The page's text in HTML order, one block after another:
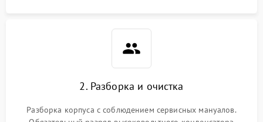
2. Разборка и очистка
Разборка корпуса с соблюдением сервисных мануалов.